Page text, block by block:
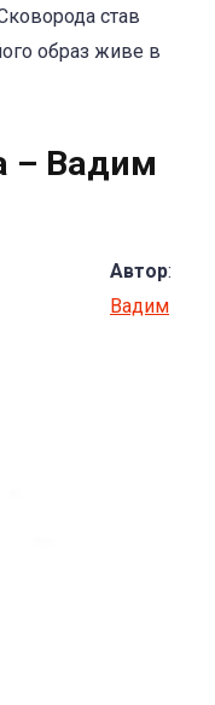
став
образ живе в
– Вадим
Автор:
Вадим